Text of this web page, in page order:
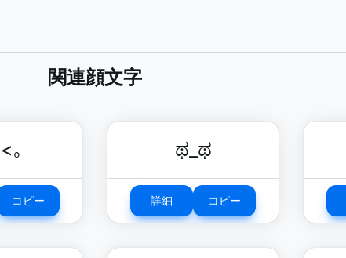
関連顔文字
｡
コピー
ಥ_ಥ
詳細 コピー